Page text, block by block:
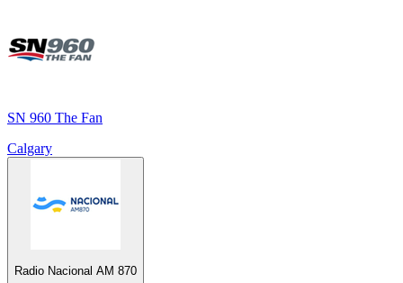
SN 960 The Fan
Calgary
Radio Nacional AM 870